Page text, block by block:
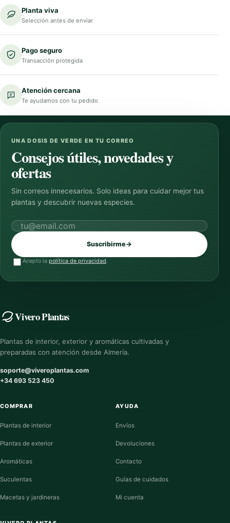
Planta viva
Selección antes de enviar
Pago seguro
Transacción protegida
Atención cercana
Te ayudamos con tu pedido
UNA DOSIS DE VERDE EN TU CORREO
Consejos útiles, novedades y
ofertas
Sin correos innecesarios. Solo ideas para cuidar mejor tus
plantas y descubrir nuevas especies.
Correo electrónico
Suscribirme→
Acepto la política de privacidad.
Vivero Plantas
Plantas de interior, exterior y aromáticas cultivadas y
preparadas con atención desde Almería.
soporte@viveroplantas.com
+34 693 523 450
COMPRAR
Plantas de interior
Plantas de exterior
Aromáticas
Suculentas
Macetas y jardineras
AYUDA
Envíos
Devoluciones
Contacto
Guías de cuidados
Mi cuenta